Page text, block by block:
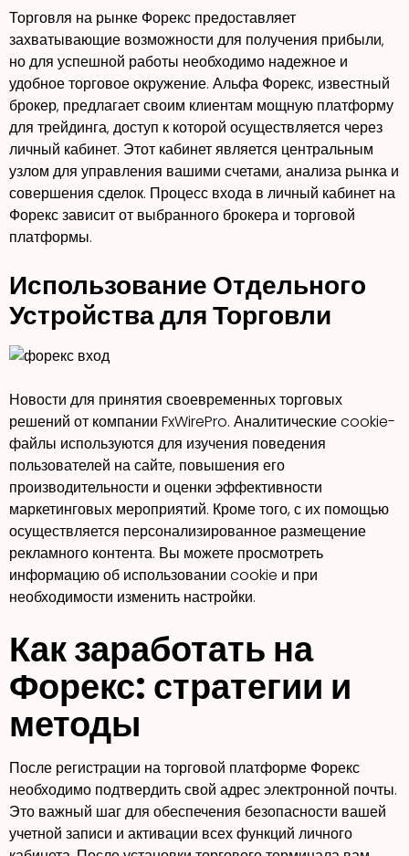
Торговля на рынке Форекс предоставляет
захватывающие возможности для получения прибыли‚
но для успешной работы необходимо надежное и
удобное торговое окружение. Альфа Форекс‚ известный
брокер‚ предлагает своим клиентам мощную платформу
для трейдинга‚ доступ к которой осуществляется через
личный кабинет. Этот кабинет является центральным
узлом для управления вашими счетами‚ анализа рынка и
совершения сделок. Процесс входа в личный кабинет на
Форекс зависит от выбранного брокера и торговой
платформы.
Использование Отдельного
Устройства для Торговли
Новости для принятия своевременных торговых
решений от компании FxWirePro. Аналитические cookie-
файлы используются для изучения поведения
пользователей на сайте, повышения его
производительности и оценки эффективности
маркетинговых мероприятий. Кроме того, с их помощью
осуществляется персонализированное размещение
рекламного контента. Вы можете просмотреть
информацию об использовании cookie и при
необходимости изменить настройки.
Как заработать на
Форекс: стратегии и
методы
После регистрации на торговой платформе Форекс
необходимо подтвердить свой адрес электронной почты.
Это важный шаг для обеспечения безопасности вашей
учетной записи и активации всех функций личного